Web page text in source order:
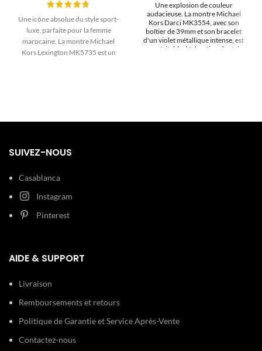
Une icône absolue du style sport-
luxe, parfaite pour la femme
marocaine. La montre Michael
Kors Lexington MK5735 est un
au Maroc.
Une explosion de couleur
audacieuse. La montre Michael
Kors Darci MK3554, avec son
boîtier de 39mm et son bracelet
d'un violet métallique intense, est
une véritable déclaration de style.
SUIVEZ-NOUS
Casablanca
Instagram
Pinterest
AIDE & SUPPORT
Livraison
Remboursements et retours
Politique de Garantie et Service Après-Vente
Contactez-nous